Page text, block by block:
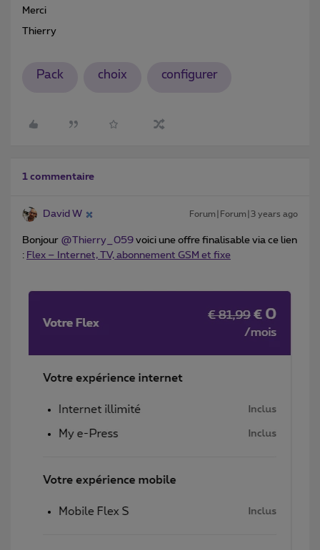
Merci
Thierry
Pack choix configurer
1 commentaire
David W Forum|Forum|3 years ago
Bonjour @Thierry_059 voici une offre finalisable via ce lien
: Flex – Internet, TV, abonnement GSM et fixe